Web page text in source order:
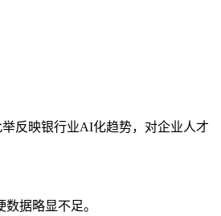
反映银行业AI化趋势，对企业人才
据略显不足。